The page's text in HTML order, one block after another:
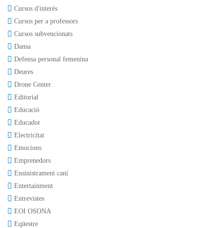
Cursos d'interès
Cursos per a professors
Cursos subvencionats
Dansa
Defensa personal femenina
Deures
Drone Center
Editorial
Educació
Educador
Electricitat
Emocions
Emprenedors
Ensinistrament caní
Entertainment
Entrevistes
EOI OSONA
Eqüestre